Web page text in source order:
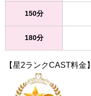
150分
180分
【星2ランクCAST料金】